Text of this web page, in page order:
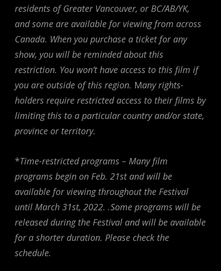
residents of Greater Vancouver, or BC/AB/YK,
and some are available for viewing from across
Canada. When you purchase a ticket for any
show, you will be reminded about this
restriction. You won’t have access to this film if
you are outside of this region. Many rights-
holders require restricted access to their films by
limiting this to a particular country and/or state,
province or territory.
*Time-restricted programs – Many film
programs begin on Feb. 21st and will be
available for viewing throughout the Festival
until March 31st, 2022. .Some programs will be
released during the Festival and will be available
for a shorter duration. Please check the
schedule.